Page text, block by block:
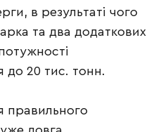
в результаті чого
та два додаткових
до 20 тис. тонн.
правильного